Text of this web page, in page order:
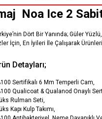
Noa Ice 2
Dört Bir Yanında; Güler
İçin, En İyileri İle Çalışarak
Detayları;
Sertifikalı 6 Mm Temperli Cam,
Qualicoat & Qualanod Onaylı
Rulman Seti,
Kapı Kulp Takımı,